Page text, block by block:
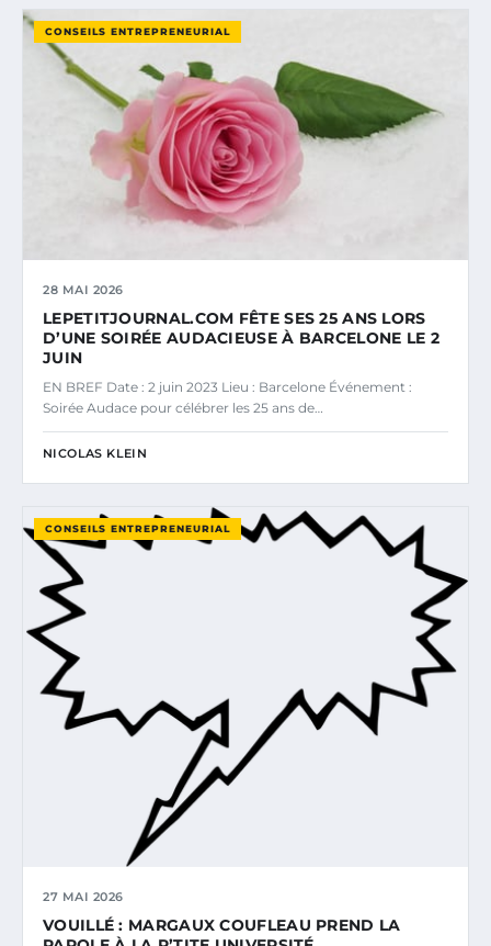
CONSEILS ENTREPRENEURIAL
28 MAI 2026
LEPETITJOURNAL.COM FÊTE SES 25 ANS LORS
D’UNE SOIRÉE AUDACIEUSE À BARCELONE LE 2
JUIN
EN BREF Date : 2 juin 2023 Lieu : Barcelone Événement :
Soirée Audace pour célébrer les 25 ans de…
NICOLAS KLEIN
CONSEILS ENTREPRENEURIAL
27 MAI 2026
VOUILLÉ : MARGAUX COUFLEAU PREND LA